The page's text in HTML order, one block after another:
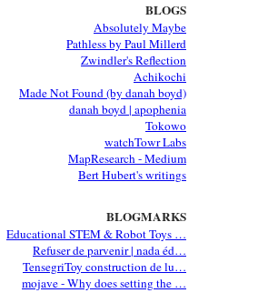
BLOGS
Absolutely Maybe
Pathless by Paul Millerd
Zwindler's Reflection
Achikochi
Made Not Found (by danah boyd)
danah boyd | apophenia
Tokowo
watchTowr Labs
MapResearch - Medium
Bert Hubert's writings
BLOGMARKS
Educational STEM & Robot Toys …
Refuser de parvenir | nada éd…
TensegriToy construction de lu…
mojave - Why does setting the …